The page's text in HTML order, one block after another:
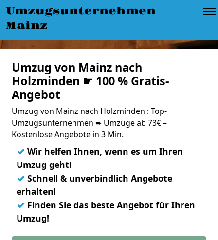
Umzugsunternehmen
Mainz
Umzug von Mainz nach
Holzminden ☛ 100 % Gratis-
Angebot
Umzug von Mainz nach Holzminden : Top-
Umzugsunternehmen ➨ Umzüge ab 73€ –
Kostenlose Angebote in 3 Min.
✓ Wir helfen Ihnen, wenn es um Ihren
Umzug geht!
✓ Schnell & unverbindlich Angebote
erhalten!
✓ Finden Sie das beste Angebot für Ihren
Umzug!